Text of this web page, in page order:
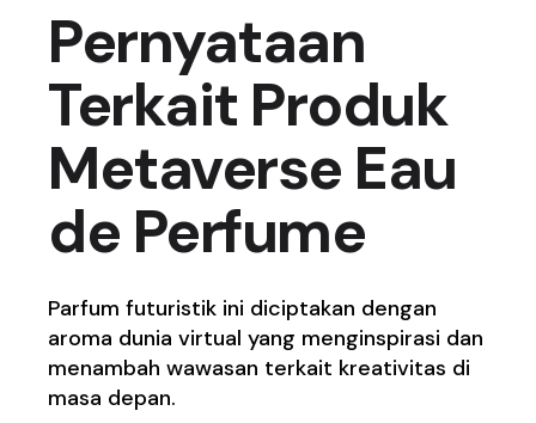
Pernyataan
Terkait Produk
Metaverse Eau
de Perfume
Parfum futuristik ini diciptakan dengan
aroma dunia virtual yang menginspirasi dan
menambah wawasan terkait kreativitas di
masa depan.